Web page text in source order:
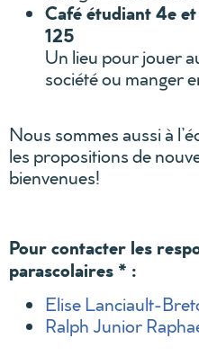
Café étudiant 4e
125
Un lieu pour jouer
société ou manger
Nous sommes aussi à
les propositions de
bienvenues!
Pour contacter les
parascolaires * :
Elise Lanciault-
Ralph Junior